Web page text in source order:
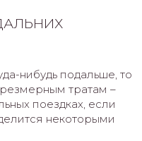
нибудь подальше, то
тратам –
поездках, если
некоторыми